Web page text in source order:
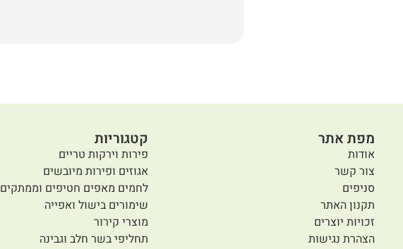
מפת אתר
אודות
צור קשר
סניפים
תקנון האתר
זכויות יוצרים
הצהרת נגישות
קטגוריות
פירות וירקות טריים
אגוזים ופירות מיובשים
לחמים מאפים חטיפים וממתקים
שימורים בישול ואפייה
מוצרי קירור
תחליפי בשר חלב וגבינה